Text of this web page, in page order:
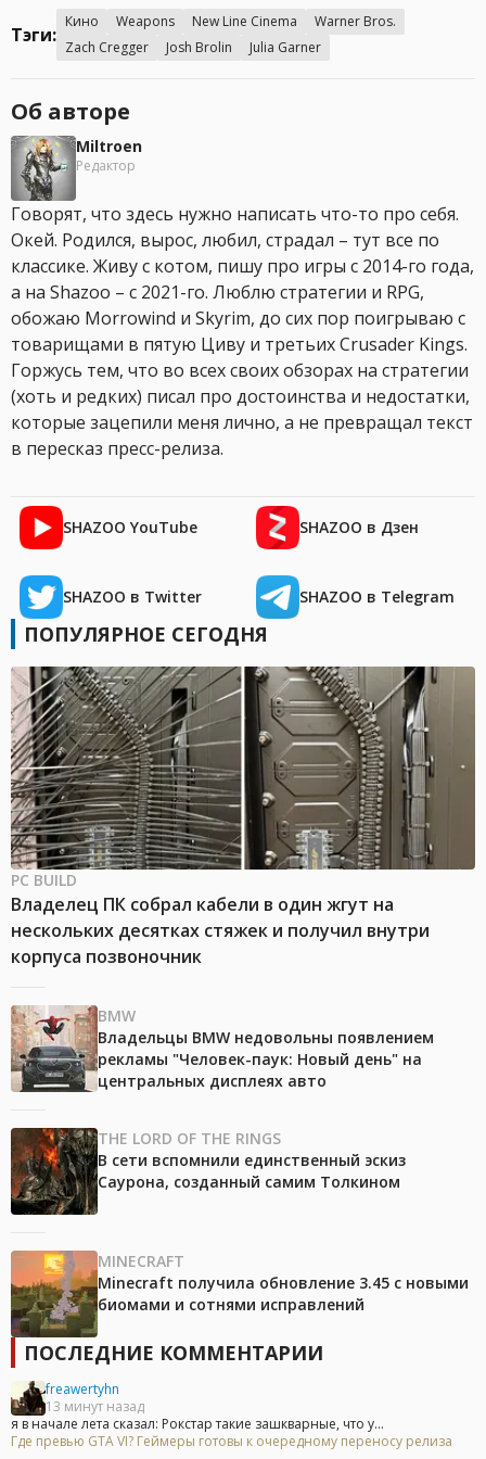
Тэги:
Кино Weapons New Line Cinema
Warner Bros.
Zach Cregger
Josh Brolin Julia Garner
Об авторе
Miltroen
Редактор
Говорят, что здесь нужно написать что-то про себя.
Окей. Родился, вырос, любил, страдал – тут все по
классике. Живу с котом, пишу про игры с 2014-го года,
а на Shazoo – с 2021-го. Люблю стратегии и RPG,
обожаю Morrowind и Skyrim, до сих пор поигрываю с
товарищами в пятую Циву и третьих Crusader Kings.
Горжусь тем, что во всех своих обзорах на стратегии
(хоть и редких) писал про достоинства и недостатки,
которые зацепили меня лично, а не превращал текст
в пересказ пресс-релиза.
SHAZOO YouTube SHAZOO в Дзен
SHAZOO в Twitter SHAZOO в Telegram
ПОПУЛЯРНОЕ СЕГОДНЯ
PC BUILD
Владелец ПК собрал кабели в один жгут на
нескольких десятках стяжек и получил внутри
корпуса позвоночник
BMW
Владельцы BMW недовольны появлением
рекламы "Человек-паук: Новый день" на
центральных дисплеях авто
THE LORD OF THE RINGS
В сети вспомнили единственный эскиз
Саурона, созданный самим Толкином
MINECRAFT
Minecraft получила обновление 3.45 с новыми
биомами и сотнями исправлений
ПОСЛЕДНИЕ КОММЕНТАРИИ
freawertyhn
13 минут назад
я в начале лета сказал: Рокстар такие зашкварные, что у...
Где превью GTA VI? Геймеры готовы к очередному переносу релиза